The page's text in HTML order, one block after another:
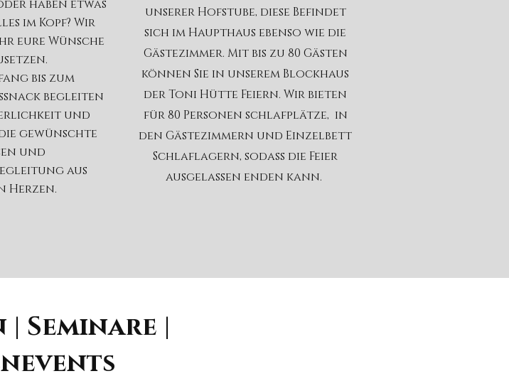
haben etwas
im Kopf? Wir
eure Wünsche
bis zum
begleiten
und
gewünschte
und
aus
Herzen.
unserer Hofstube, diese Befindet
sich im Haupthaus ebenso wie die
Gästezimmer. Mit bis zu 80 Gästen
können Sie in unserem Blockhaus
der Toni Hütte Feiern. Wir bieten
für 80 Personen schlafplätze, in
den Gästezimmern und Einzelbett
Schlaflagern, sodass die Feier
ausgelassen enden kann.
Seminare |